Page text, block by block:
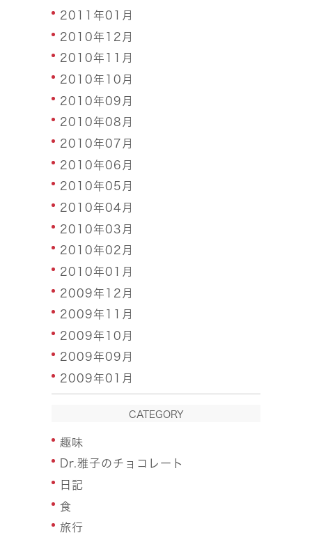
2011年01月
2010年12月
2010年11月
2010年10月
2010年09月
2010年08月
2010年07月
2010年06月
2010年05月
2010年04月
2010年03月
2010年02月
2010年01月
2009年12月
2009年11月
2009年10月
2009年09月
2009年01月
CATEGORY
趣味
Dr.雅子のチョコレート
日記
食
旅行